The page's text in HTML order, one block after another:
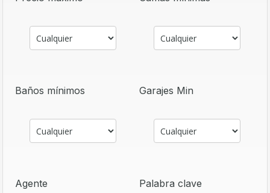
Baños mínimos Garajes Min
Agente Palabra clave